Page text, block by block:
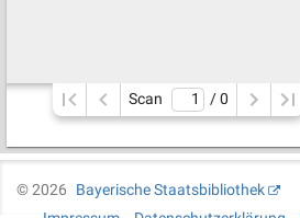
Scan / 0
©2026
Bayerische Staatsbibliothek